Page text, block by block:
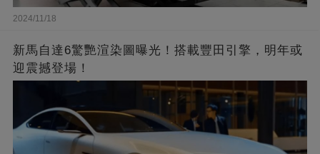
2024/11/18
新馬自達6驚艷渲染圖曝光！搭載豐田引擎，明年或
迎震撼登場！